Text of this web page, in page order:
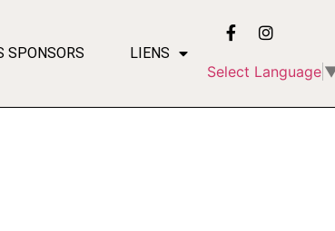
SPONSORS LIENS
Select Language